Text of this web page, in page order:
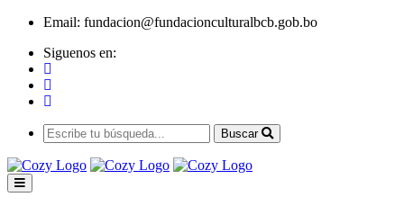
Email: fundacion@fundacionculturalbcb.gob.bo
Siguenos en:
Buscar